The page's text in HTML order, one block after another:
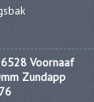
Voornaaf
Zundapp